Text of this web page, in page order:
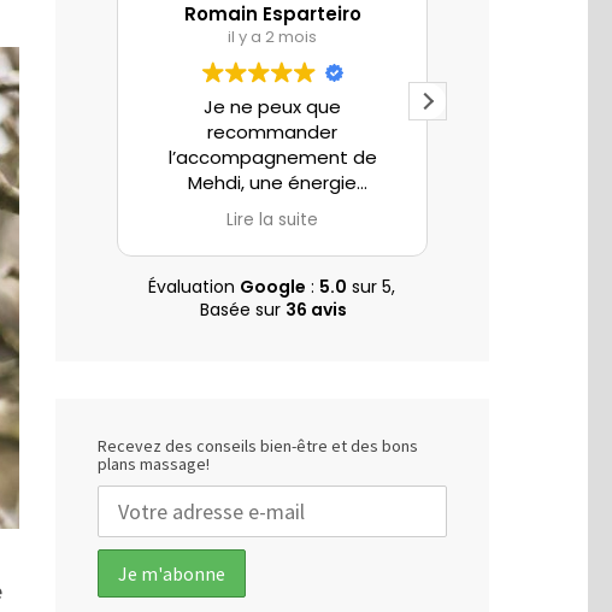
Romain Esparteiro
il y a 2 mois
Je ne peux que
recommander
l’accompagnement de
Mehdi, une énergie
incroyable et des
compétences uniques.
Mehdi m’accompagne
depuis 3 séances sur une
le soulagement fut
immédiat, j’ai retrouvé ma
mobilité et un confort de vie
sans douleur.
Un grand merci à toi
Lire la suite
Évaluation Google : 5.0 sur 5,
Basée sur 36 avis
Recevez des conseils bien-être et des bons
plans massage!